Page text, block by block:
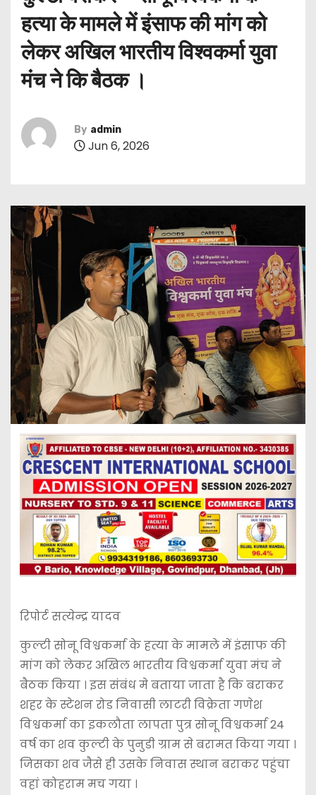
हत्या के मामले में इंसाफ की मांग को
लेकर अखिल भारतीय विश्वकर्मा युवा
मंच ने कि बैठक ।
By admin
Jun 6, 2026
रिपोर्ट सत्येन्द्र यादव
कुल्टी सोनू विश्वकर्मा के हत्या के मामले में इंसाफ की
मांग को लेकर अखिल भारतीय विश्वकर्मा युवा मंच ने
बैठक किया । इस संबंध मे बताया जाता है कि बराकर
शहर के स्टेशन रोड निवासी लाटरी विक्रेता गणेश
विश्वकर्मा का इकलौता लापता पुत्र सोनू विश्वकर्मा 24
वर्ष का शव कुल्टी के पुनुडी ग्राम से बरामत किया गया ।
जिसका शव जैसे ही उसके निवास स्थान बराकर पहुंचा
वहां कोहराम मच गया ।